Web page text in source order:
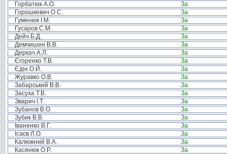
Горбатюк А.О.
За
Горошкевич О.С.
За
Гуменюк І.М.
За
Гусаров С.М.
За
Дейч Б.Д.
За
Демчишен В.В.
За
Деркач А.Л.
За
Єгоренко Т.В.
За
Єдін О.Й.
За
Журавко О.В.
За
Забарський В.В.
За
Засуха Т.В.
За
Зварич І.Т.
За
Зубанов В.О.
За
Зубик В.В.
За
Іваненко В.Г.
За
Ісаєв Л.О.
За
Калюжний В.А.
За
Касянюк О.Р.
За